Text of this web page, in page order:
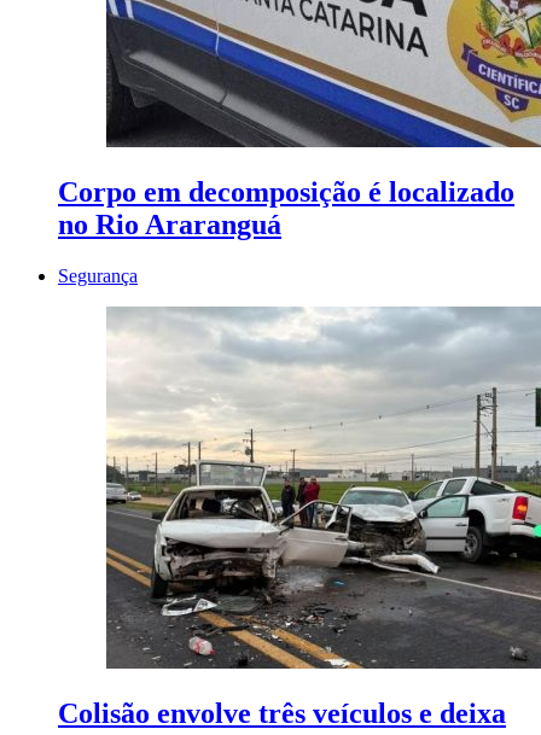
Corpo em decomposição é localizado
no Rio Araranguá
Segurança
Colisão envolve três veículos e deixa